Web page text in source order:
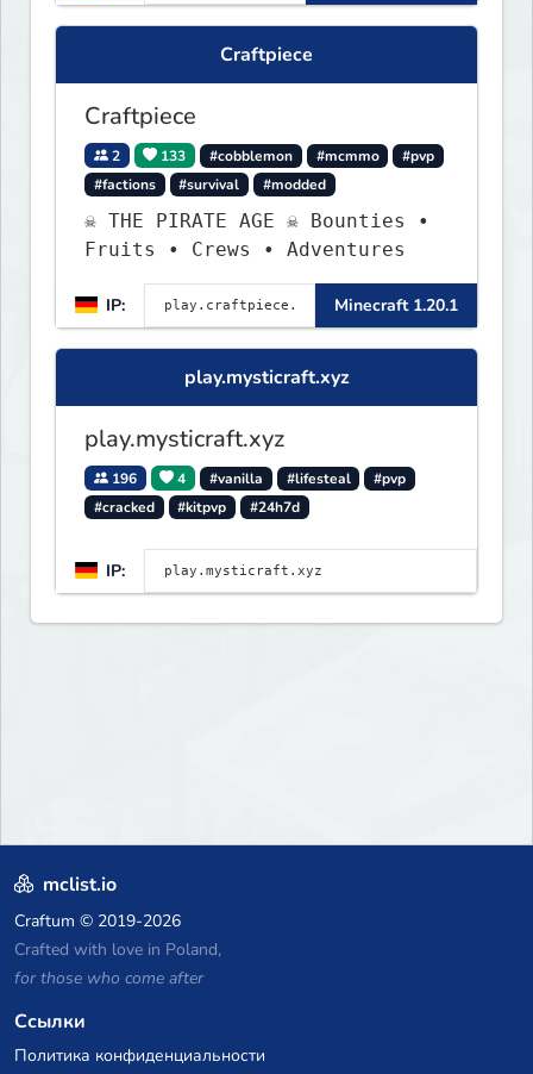
Craftpiece
Craftpiece
2 133 #cobblemon #mcmmo
#pvp
#factions
#survival #modded
☠ THE PIRATE AGE ☠ Bounties •
Fruits • Crews • Adventures
IP: Minecraft 1.20.1
play.mysticraft.xyz
play.mysticraft.xyz
196 4 #vanilla #lifesteal
#pvp
#cracked
#kitpvp #24h7d
IP:
mclist.io
Craftum © 2019-2026
Crafted with love in Poland,
for those who come after
Ссылки
Политика конфиденциальности